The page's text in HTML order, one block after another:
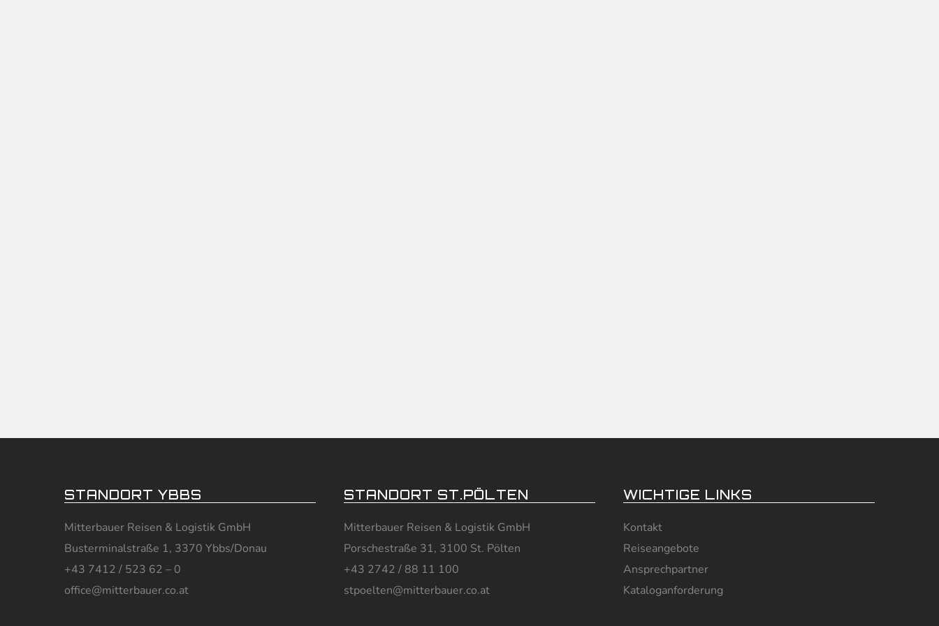
STANDORT YBBS
Mitterbauer Reisen & Logistik GmbH
Busterminalstraße 1, 3370 Ybbs/Donau
+43 7412 / 523 62 – 0
office@mitterbauer.co.at
STANDORT ST.PÖLTEN
Mitterbauer Reisen & Logistik GmbH
Porschestraße 31, 3100 St. Pölten
+43 2742 / 88 11 100
stpoelten@mitterbauer.co.at
WICHTIGE LINKS
Kontakt
Reiseangebote
Ansprechpartner
Kataloganforderung